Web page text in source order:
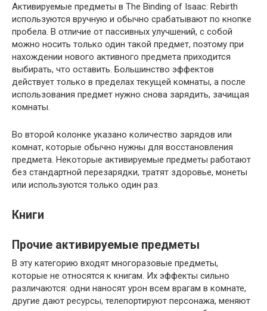
Активируемые предметы в The Binding of Isaac: Rebirth
используются вручную и обычно срабатывают по кнопке
пробела. В отличие от пассивных улучшений, с собой
можно носить только один такой предмет, поэтому при
нахождении нового активного предмета приходится
выбирать, что оставить. Большинство эффектов
действует только в пределах текущей комнаты, а после
использования предмет нужно снова зарядить, зачищая
комнаты.
Во второй колонке указано количество зарядов или
комнат, которые обычно нужны для восстановления
предмета. Некоторые активируемые предметы работают
без стандартной перезарядки, тратят здоровье, монеты
или используются только один раз.
Книги
Прочие активируемые предметы
В эту категорию входят многоразовые предметы,
которые не относятся к книгам. Их эффекты сильно
различаются: одни наносят урон всем врагам в комнате,
другие дают ресурсы, телепортируют персонажа, меняют